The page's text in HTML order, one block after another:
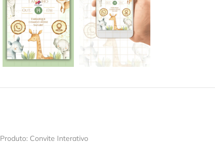
Produto: Convite Interativo